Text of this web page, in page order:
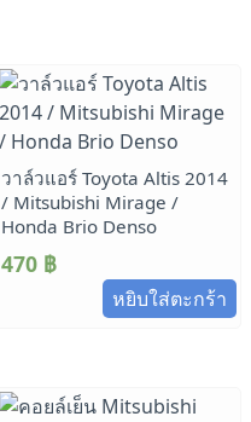
วาล์วแอร์ Toyota Altis 2014
/ Mitsubishi Mirage /
Honda Brio Denso
470 ฿
หยิบใส่ตะกร้า